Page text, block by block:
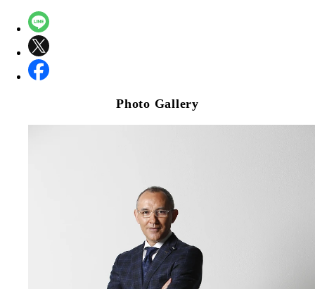
Photo Gallery